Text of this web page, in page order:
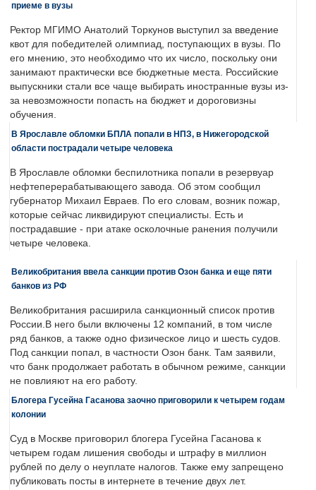
приеме в вузы
Ректор МГИМО Анатолий Торкунов выступил за введение
квот для победителей олимпиад, поступающих в вузы. По
его мнению, это необходимо что их число, поскольку они
занимают практически все бюджетные места. Российские
выпускники стали все чаще выбирать иностранные вузы из-
за невозможности попасть на бюджет и дороговизны
обучения.
В Ярославле обломки БПЛА попали в НПЗ, в Нижегородской
области пострадали четыре человека
В Ярославле обломки беспилотника попали в резервуар
нефтеперерабатывающего завода. Об этом сообщил
губернатор Михаил Евраев. По его словам, возник пожар,
которые сейчас ликвидируют специалисты. Есть и
пострадавшие - при атаке осколочные ранения получили
четыре человека.
Великобритания ввела санкции против Озон банка и еще пяти
банков из РФ
Великобритания расширила санкционный список против
России.В него были включены 12 компаний, в том числе
ряд банков, а также одно физическое лицо и шесть судов.
Под санкции попал, в частности Озон банк. Там заявили,
что банк продолжает работать в обычном режиме, санкции
не повлияют на его работу.
Блогера Гусейна Гасанова заочно приговорили к четырем годам
колонии
Суд в Москве приговорил блогера Гусейна Гасанова к
четырем годам лишения свободы и штрафу в миллион
рублей по делу о неуплате налогов. Также ему запрещено
публиковать посты в интернете в течение двух лет.